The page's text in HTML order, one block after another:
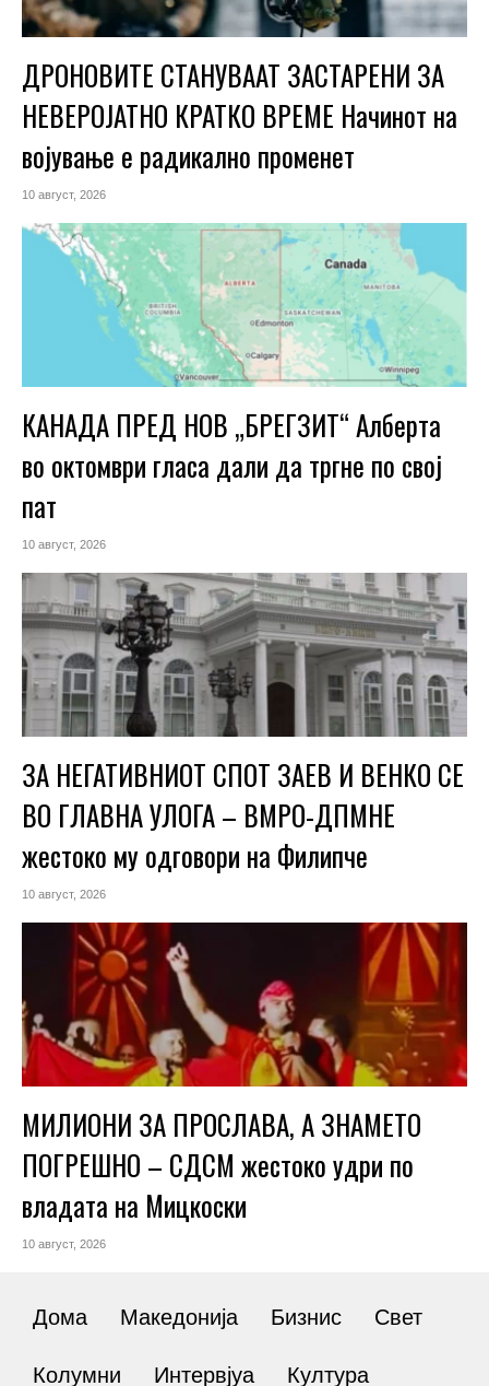
ДРОНОВИТЕ СТАНУВААТ ЗАСТАРЕНИ ЗА
НЕВЕРОЈАТНО КРАТКО ВРЕМЕ Начинот на
војување е радикално променет
10 август, 2026
КАНАДА ПРЕД НОВ „БРЕГЗИТ“ Алберта
во октомври гласа дали да тргне по свој
пат
10 август, 2026
ЗА НЕГАТИВНИОТ СПОТ ЗАЕВ И ВЕНКО СЕ
ВО ГЛАВНА УЛОГА – ВМРО-ДПМНЕ
жестоко му одговори на Филипче
10 август, 2026
МИЛИОНИ ЗА ПРОСЛАВА, А ЗНАМЕТО
ПОГРЕШНО – СДСМ жестоко удри по
владата на Мицкоски
10 август, 2026
Дома Македонија Бизнис Свет
Колумни Интервјуа Култура